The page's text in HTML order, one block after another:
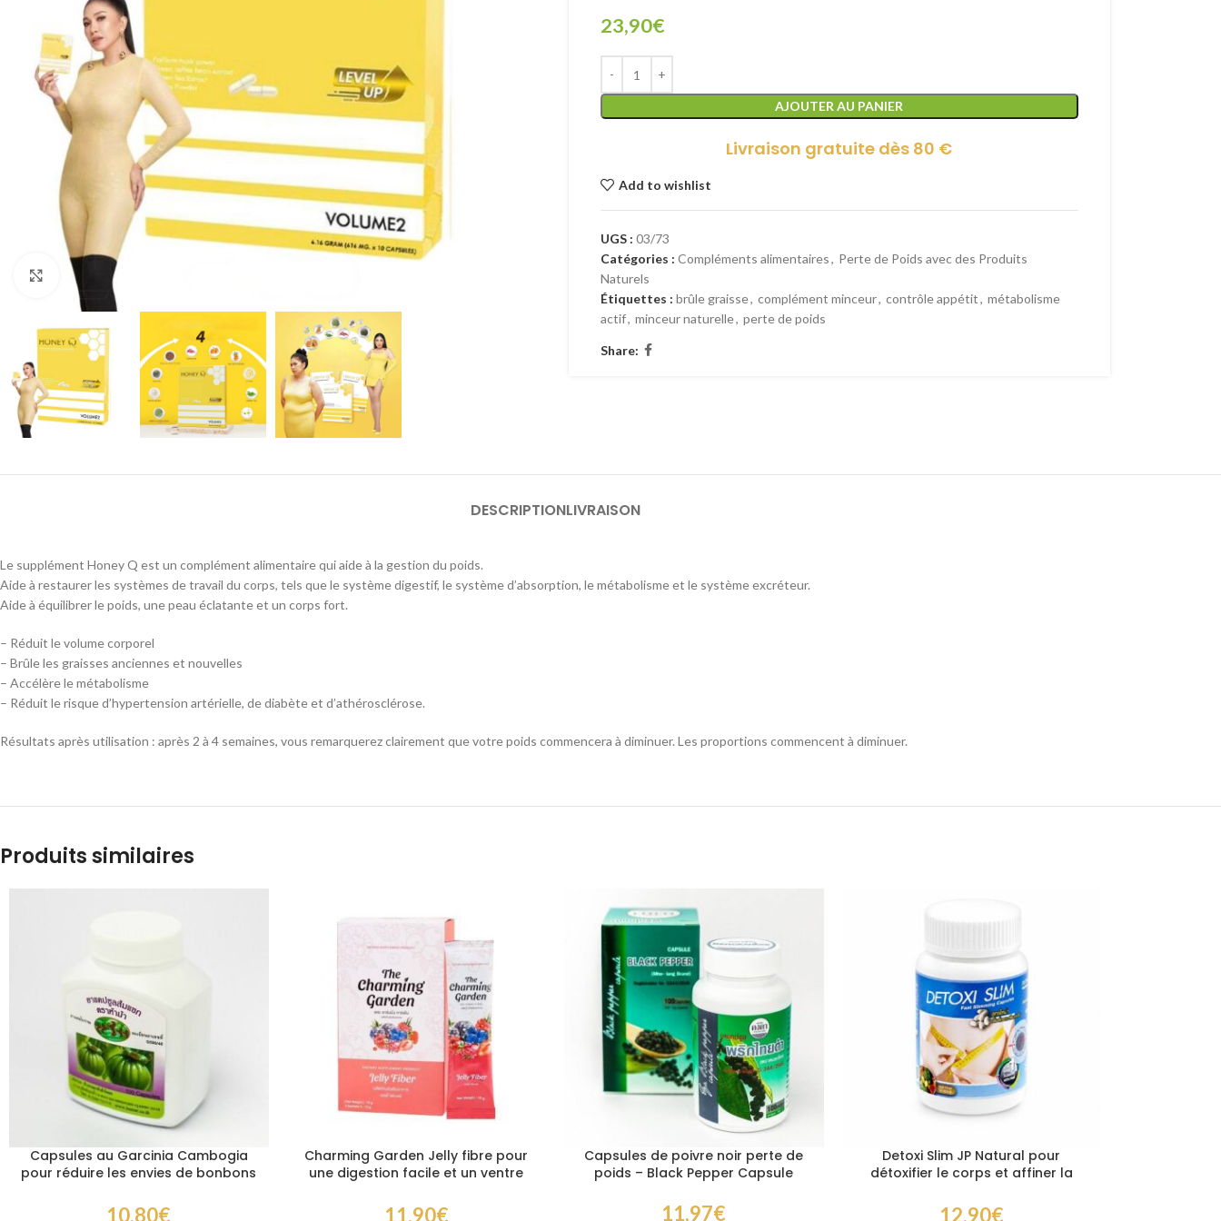
Click to enlarge
23,90€
AJOUTER AU PANIER
Livraison gratuite dès 80 €
Add to wishlist
UGS : 03/73
Catégories : Compléments alimentaires, Perte de Poids avec des Produits
Naturels
Étiquettes : brûle graisse, complément minceur, contrôle appétit, métabolisme
actif, minceur naturelle, perte de poids
Share:
DESCRIPTIONLIVRAISON
Le supplément Honey Q est un complément alimentaire qui aide à la gestion du poids.
Aide à restaurer les systèmes de travail du corps, tels que le système digestif, le système d’absorption, le métabolisme et le système excréteur.
Aide à équilibrer le poids, une peau éclatante et un corps fort.
– Réduit le volume corporel
– Brûle les graisses anciennes et nouvelles
– Accélère le métabolisme
– Réduit le risque d’hypertension artérielle, de diabète et d’athérosclérose.
Résultats après utilisation : après 2 à 4 semaines, vous remarquerez clairement que votre poids commencera à diminuer. Les proportions commencent à diminuer.
Produits similaires
Capsules au Garcinia Cambogia
pour réduire les envies de bonbons
10,80€
Charming Garden Jelly fibre pour
une digestion facile et un ventre
11,90€
Capsules de poivre noir perte de
poids – Black Pepper Capsule
11,97€
Detoxi Slim JP Natural pour
détoxifier le corps et affiner la
12,90€